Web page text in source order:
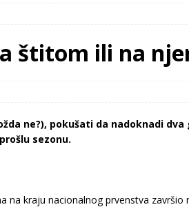
štitom ili na
ne?), pokušati da nadoknadi
sezonu.
na kraju nacionalnog prvenstva završio